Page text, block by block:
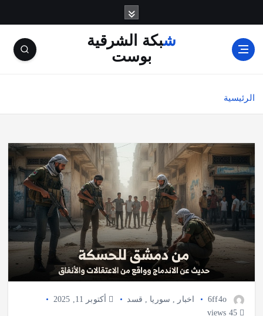
ل
شبكة الشرقية
بوست
الرئيسية
6ff4o اخبار , سوريا , قسد
أكتوبر 11, 2025